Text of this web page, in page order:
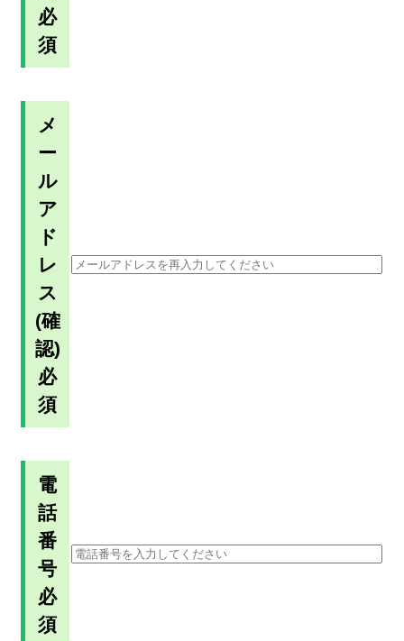
必
須
メ
ー
ル
ア
ド
レ
ス
(確
認)
必
須
電
話
番
号
必
須